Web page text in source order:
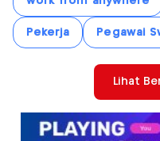
Pekerja Pegawai
Lihat